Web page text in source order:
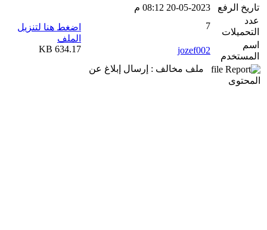
تاريخ الرفع
20-05-2023 08:12 م
عدد
التحميلات
7
اسم
المستخدم
jozef002
ملف مخالف : إرسال إبلاغ عن
المحتوى
اضغط هنا لتنزيل
الملف
634.17 KB